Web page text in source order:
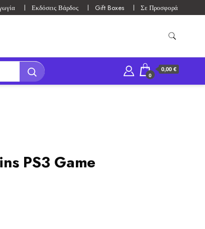
Εκδόσεις Βάρδος Gift Boxes Σε Προσφορά
0
0,00 €
PS3 Game